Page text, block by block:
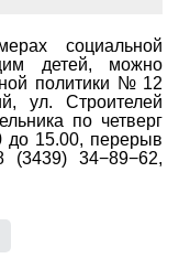
социальной
детей, можно
политики № 12
ул. Строителей
по четверг
до 15.00, перерыв
34−89−62,